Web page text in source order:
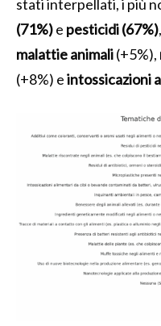
stati interpellati, i più
(71%)e pesticidi (67%)
malattie animali(+5%),
(+8%) eintossicazioni